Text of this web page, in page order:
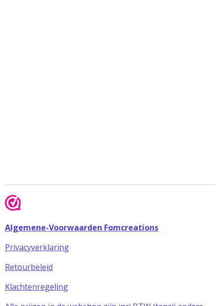
Algemene-Voorwaarden Fomcreations
Privacyverklaring
Retourbeleid
Klachtenregeling